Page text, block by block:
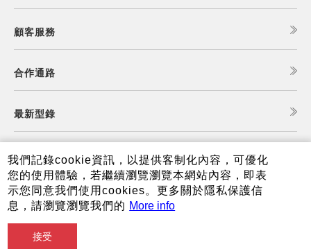
顧客服務
合作通路
最新型錄
食譜查詢
夏普可購樂線上商城
我們記錄cookie資訊，以提供客制化內容，可優化
您的使用體驗，若繼續瀏覽瀏覽本網站內容，即表
示您同意我們使用cookies。更多關於隱私保護信
息，請瀏覽瀏覽我們的 More info
接受